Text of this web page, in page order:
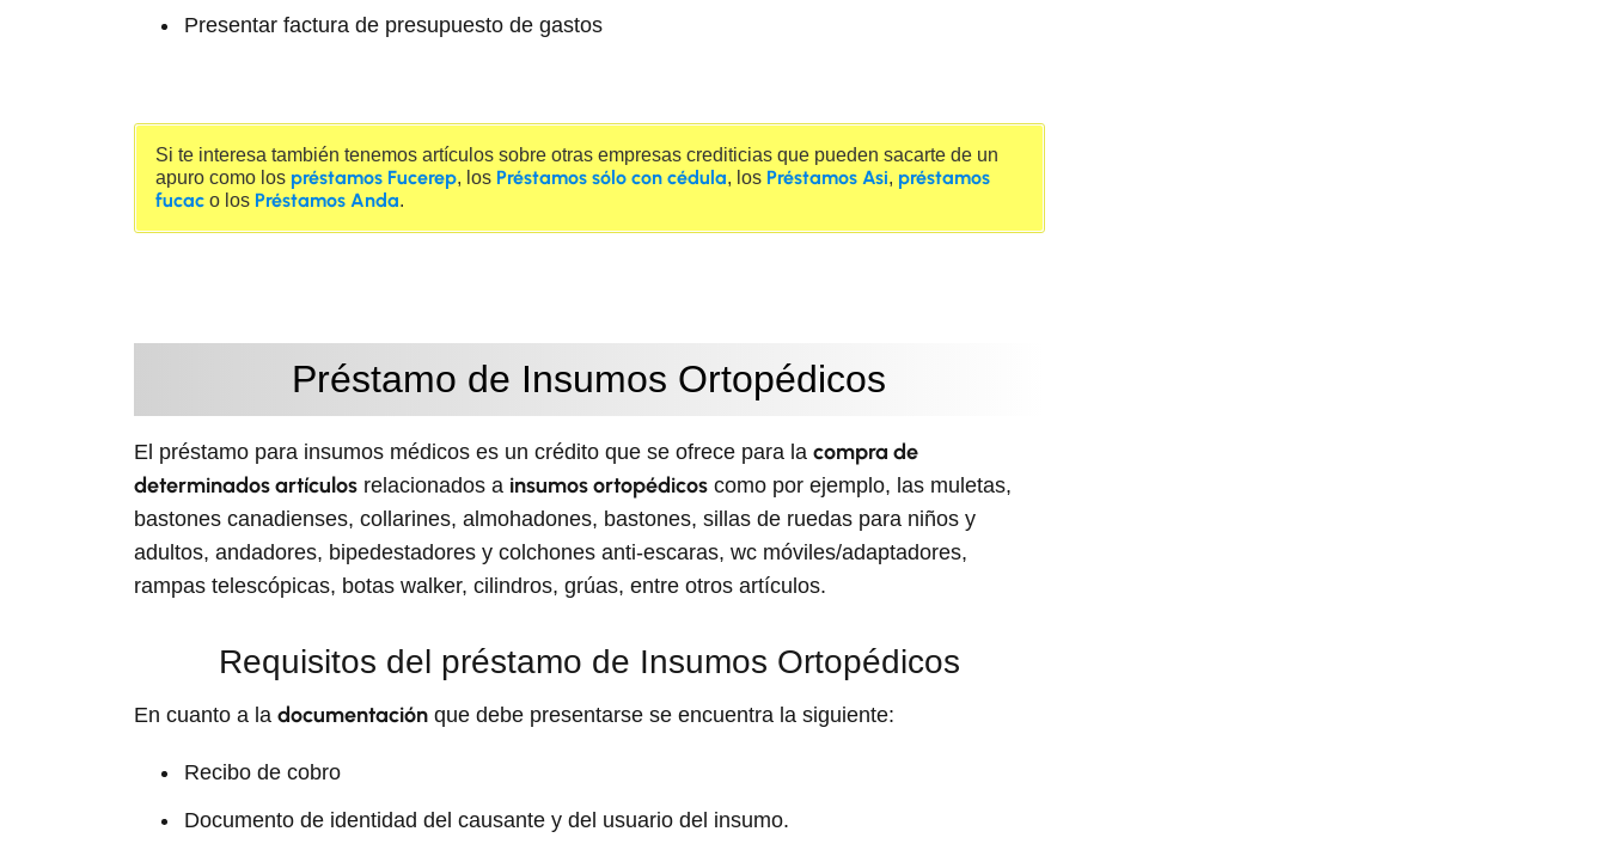
Presentar factura de presupuesto de gastos
Si te interesa también tenemos artículos sobre otras empresas crediticias que pueden sacarte de un
apuro como los préstamos Fucerep, los Préstamos sólo con cédula, los Préstamos Asi, préstamos
fucac o los Préstamos Anda.
Préstamo de Insumos Ortopédicos
El préstamo para insumos médicos es un crédito que se ofrece para la compra de
determinados artículos relacionados a insumos ortopédicos como por ejemplo, las muletas,
bastones canadienses, collarines, almohadones, bastones, sillas de ruedas para niños y
adultos, andadores, bipedestadores y colchones anti-escaras, wc móviles/adaptadores,
rampas telescópicas, botas walker, cilindros, grúas, entre otros artículos.
Requisitos del préstamo de Insumos Ortopédicos
En cuanto a la documentación que debe presentarse se encuentra la siguiente:
Recibo de cobro
Documento de identidad del causante y del usuario del insumo.